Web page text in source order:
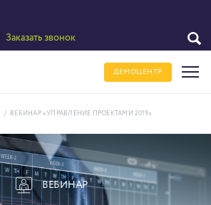
Заказать звонок
ДЕМОЦЕНТР
/ ВЕБИНАР «УПРАВЛЕНИЕ ПРОЕКТАМИ 2019»
ВЕБИНАР